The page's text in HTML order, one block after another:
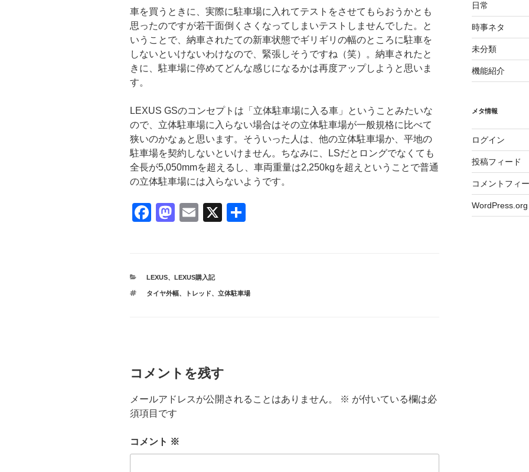
車を買うときに、実際に駐車場に入れてテストをさせてもらおうかとも
思ったのですが若干面倒くさくなってしまいテストしませんでした。と
いうことで、納車されたての新車状態でギリギリの幅のところに駐車を
しないといけないわけなので、緊張しそうですね（笑）。納車されたと
きに、駐車場に停めてどんな感じになるかは再度アップしようと思いま
す。
LEXUS GSのコンセプトは「立体駐車場に入る車」ということみたいな
ので、立体駐車場に入らない場合はその立体駐車場が一般規格に比べて
狭いのかなぁと思います。そういった人は、他の立体駐車場か、平地の
駐車場を契約しないといけません。ちなみに、LSだとロングでなくても
全長が5,050mmを超えるし、車両重量は2,250kgを超えということで普通
の立体駐車場には入らないようです。
F
e
b
M
o
d
E
X
カ
ゴ
LEXUS、 LEXUS購入記
タ
タイヤ外幅、 トレッド、 立体駐車場
コメントを残す
メールアドレスが公開されることはありません。 ※ が付いている欄は必
須項目です
コメント ※
日常
時事ネタ
未分類
機能紹介
メタ情報
ログイン
投稿フィード
コメントフィ
WordPress.org